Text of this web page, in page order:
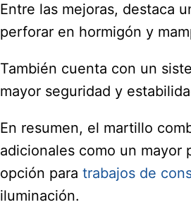
Entre las mejoras, destaca
perforar en hormigón y
También cuenta con un
mayor seguridad y
En resumen, el martillo
adicionales como un mayor
opción para trabajos de
iluminación.